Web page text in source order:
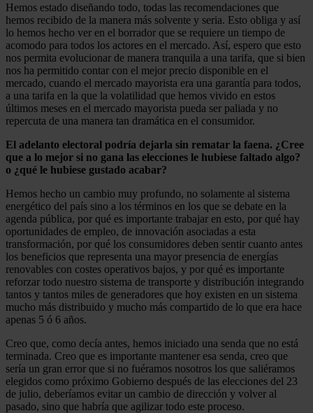
Hemos estado diseñando todo, todas las recomendaciones que
hemos recibido de la manera más solvente y seria. Esto obliga y así
lo hemos hecho ver en el borrador que se requiere un tiempo de
acomodo para todos los actores en el mercado. Así, espero que esto
nos permita evolucionar de manera tranquila a una tarifa, que si bien
nos ha permitido contar con el mejor precio disponible en el
mercado, cuando el mercado mayorista era una garantía para todos,
a una tarifa en la que la volatilidad que hemos vivido en estos
últimos meses en el mercado mayorista pueda ser paliada y no
repercuta de una manera tan dramática en el consumidor.
El adelanto electoral podría dejarla sin rematar la faena. ¿Cree
que a lo mejor si no gana las elecciones le hubiese faltado algo?
o ¿qué le hubiese gustado acabar?
Hemos hecho un cambio muy profundo, no solamente al sistema
energético del país sino a los términos en los que se debate en la
agenda pública, por qué es importante trabajar en esto, por qué hay
oportunidades de empleo, de innovación asociadas a esta
transformación, por qué los consumidores deben sentir cuanto antes
los beneficios que representa una mayor presencia de energías
renovables con costes operativos bajos, y por qué es importante
reforzar todo nuestro sistema de transporte y distribución integrando
tantos y tantos miles de generadores que hoy existen en un sistema
mucho más distribuido y mucho más compartido de lo que era hace
apenas 5 ó 6 años.
Creo que, como decía antes, hemos iniciado una senda que no está
terminada. Creo que es importante mantener esa senda, creo que
sería un gran error que si no fuéramos nosotros los que saliéramos
elegidos como próximo Gobierno después de las elecciones del 23
de julio, deberíamos evitar un cambio de dirección y volver al
pasado, sino que habría que agilizar todo este proceso.